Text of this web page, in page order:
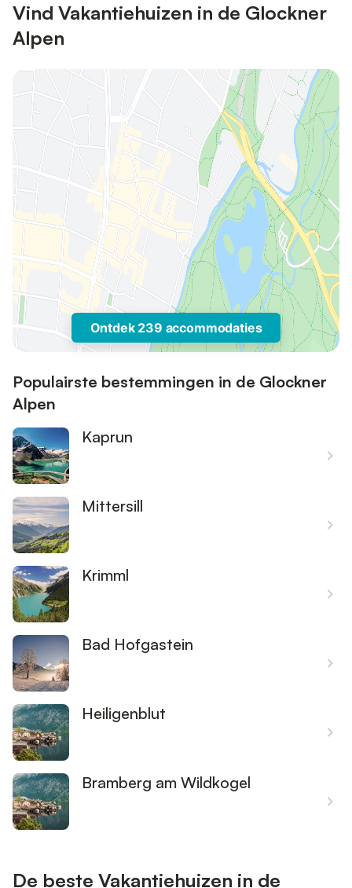
Vind Vakantiehuizen in de Glockner
Alpen
Ontdek 239 accommodaties
Populairste bestemmingen in de Glockner
Alpen
Kaprun
Mittersill
Krimml
Bad Hofgastein
Heiligenblut
Bramberg am Wildkogel
De beste Vakantiehuizen in de